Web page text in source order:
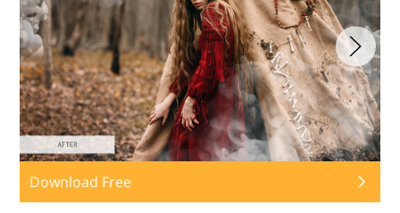
Download Free